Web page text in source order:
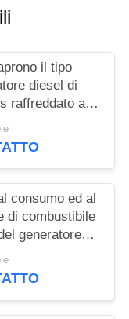
il tipo
diesel di
raffreddato ad
con il cappuccio
refrigerante
consumo ed al
di combustibile
generatore
800kw